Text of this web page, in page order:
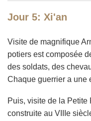
Jour 5: Xi'an
Visite de magnifique
potiers est composée
des soldats, des
Chaque guerrier a une
Puis, visite de la
construite au VIIIe